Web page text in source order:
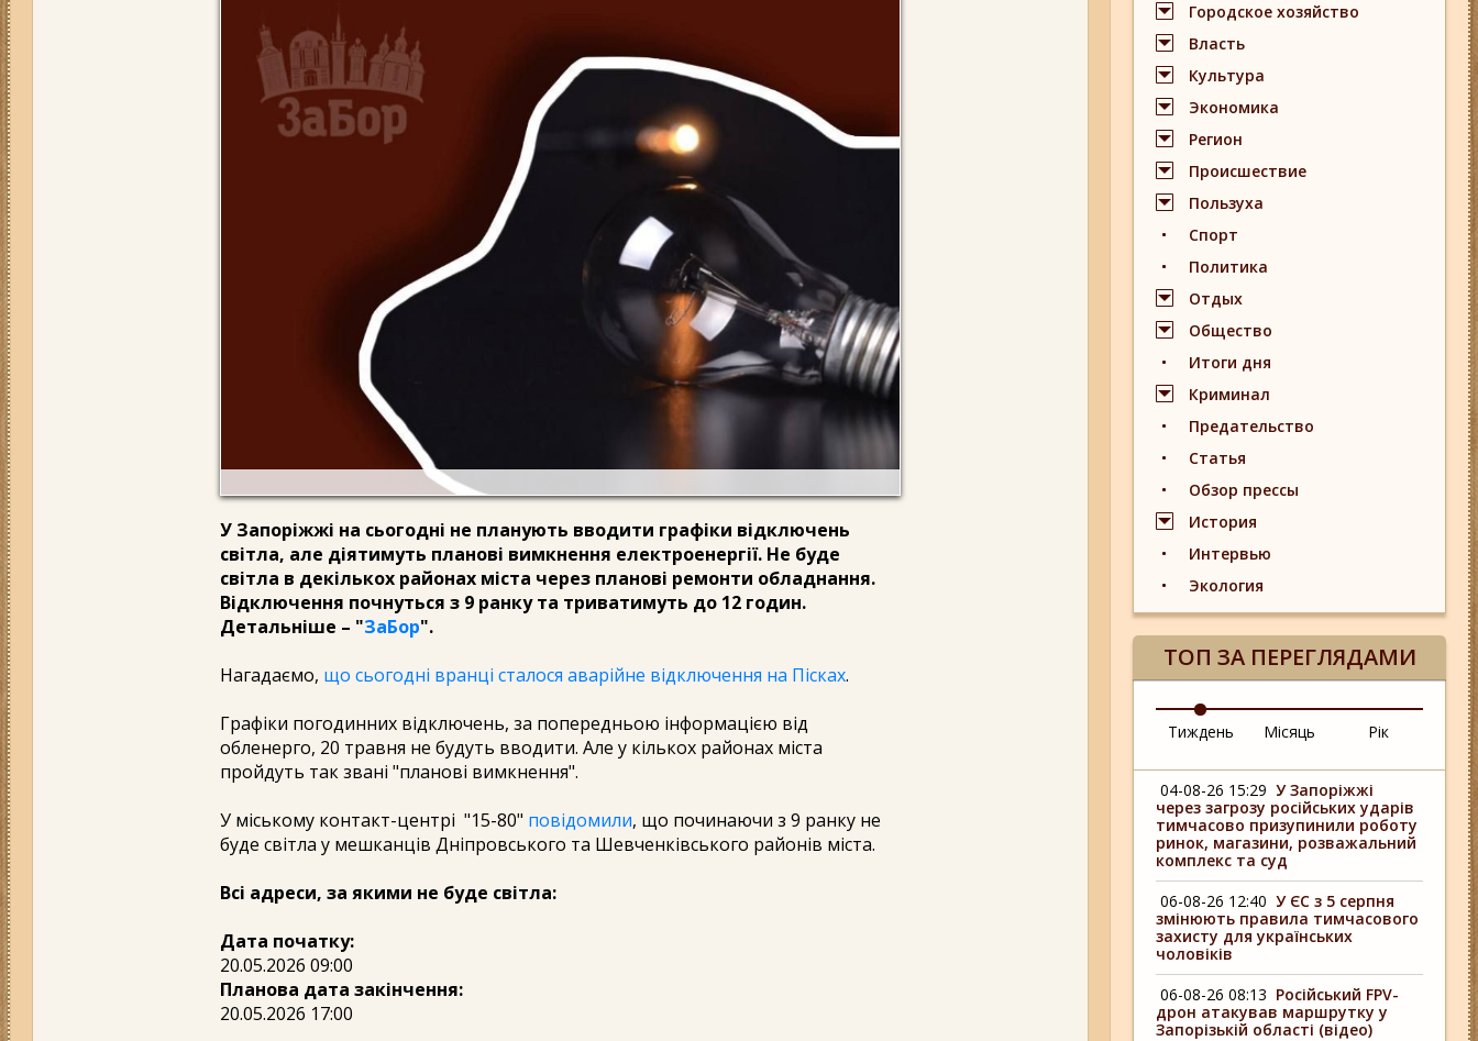
У Запоріжжі на сьогодні не планують вводити графіки відключень
світла, але діятимуть планові вимкнення електроенергії. Не буде
світла в декількох районах міста через планові ремонти обладнання.
Відключення почнуться з 9 ранку та триватимуть до 12 годин.
Детальніше – "ЗаБор".
Нагадаємо, що сьогодні вранці сталося аварійне відключення на Пісках.
Графіки погодинних відключень, за попередньою інформацією від
обленерго, 20 травня не будуть вводити. Але у кількох районах міста
пройдуть так звані "планові вимкнення".
У міському контакт-центрі "15-80" повідомили, що починаючи з 9 ранку не
буде світла у мешканців Дніпровського та Шевченківського районів міста.
Всі адреси, за якими не буде світла:
Дата початку:
20.05.2026 09:00
Планова дата закінчення:
20.05.2026 17:00
Городское хозяйство
Власть
Культура
Экономика
Регион
Происшествие
Пользуха
Спорт
Политика
Отдых
Общество
Итоги дня
Криминал
Предательство
Статья
Обзор прессы
История
Интервью
Экология
ТОП ЗА ПЕРЕГЛЯДАМИ
Тиждень Місяць Рік
04-08-26 15:29 У Запоріжжі
через загрозу російських ударів
тимчасово призупинили роботу
ринок, магазини, розважальний
комплекс та суд
06-08-26 12:40 У ЄС з 5 серпня
змінюють правила тимчасового
захисту для українських
чоловіків
06-08-26 08:13 Російський FPV-
дрон атакував маршрутку у
Запорізькій області (відео)